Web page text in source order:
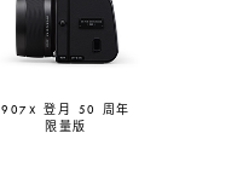
907X 登月 50 周年
限量版